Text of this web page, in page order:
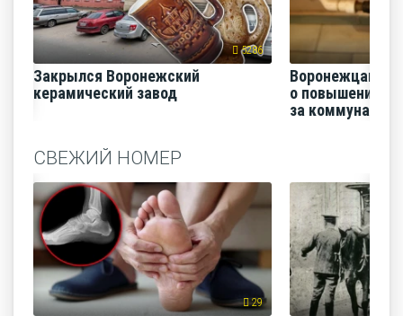
5286
Закрылся Воронежский
керамический завод
Воронежцам
о повышении
за
СВЕЖИЙ НОМЕР
29